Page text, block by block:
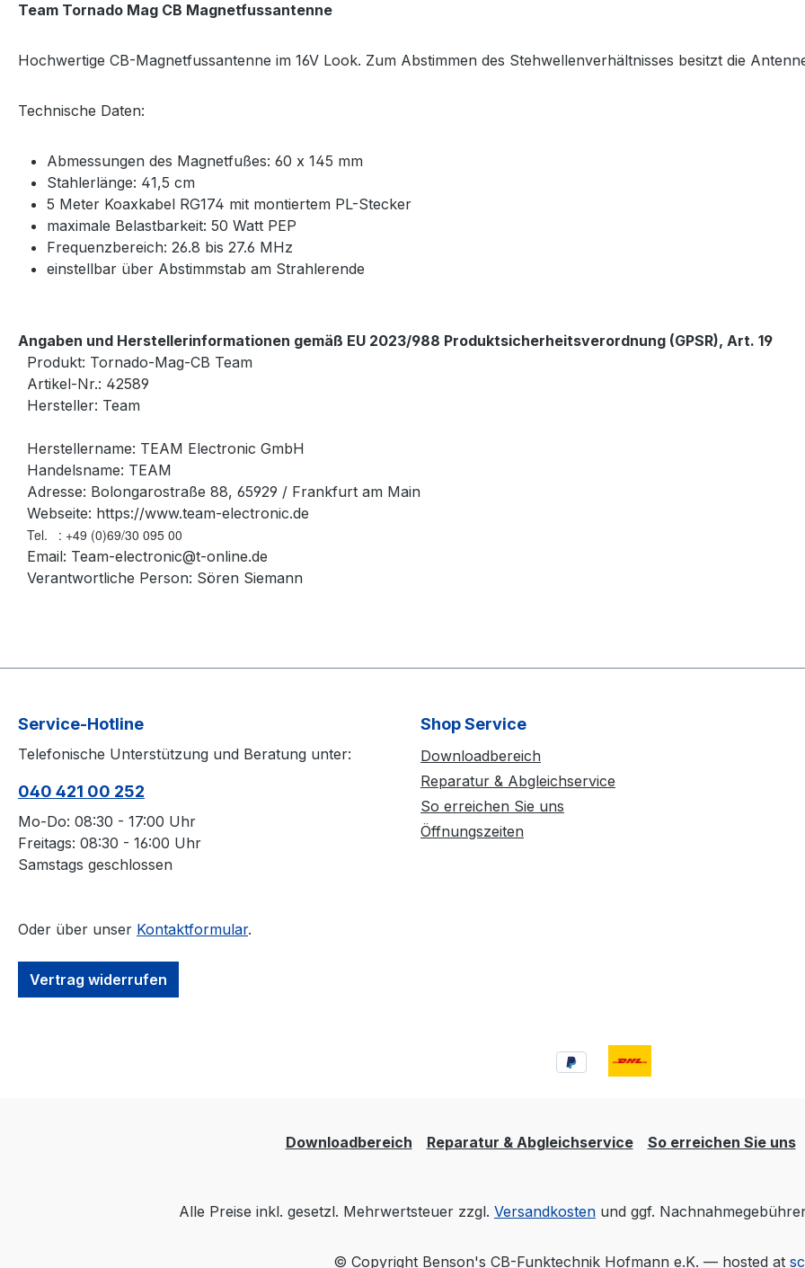
Team Tornado Mag CB Magnetfussantenne
Hochwertige CB-Magnetfussantenne im 16V Look. Zum Abstimmen des Stehwellenverhältnisses besitzt die
Technische Daten:
Abmessungen des Magnetfußes: 60 x 145 mm
Stahlerlänge: 41,5 cm
5 Meter Koaxkabel RG174 mit montiertem PL-Stecker
maximale Belastbarkeit: 50 Watt PEP
Frequenzbereich: 26.8 bis 27.6 MHz
einstellbar über Abstimmstab am Strahlerende
Angaben und Herstellerinformationen gemäß EU 2023/988 Produktsicherheitsverordnung (GPSR), Art. 19
Produkt: Tornado-Mag-CB Team
Artikel-Nr.: 42589
Hersteller: Team
Herstellername: TEAM Electronic GmbH
Handelsname: TEAM
Adresse: Bolongarostraße 88, 65929 / Frankfurt am Main
Webseite: https://www.team-electronic.de
Tel. : +49 (0)69/30 095 00
Email: Team-electronic@t-online.de
Verantwortliche Person: Sören Siemann
Service-Hotline
Telefonische Unterstützung und Beratung unter:
040 421 00 252
Mo-Do: 08:30 - 17:00 Uhr
Freitags: 08:30 - 16:00 Uhr
Samstags geschlossen
Oder über unser Kontaktformular.
Vertrag widerrufen
Shop Service
Downloadbereich
Reparatur & Abgleichservice
So erreichen Sie uns
Öffnungszeiten
Downloadbereich Reparatur & Abgleichservice So erreichen Sie uns
Alle Preise inkl. gesetzl. Mehrwertsteuer zzgl. Versandkosten und ggf.
© Copyright Benson's CB-Funktechnik Hofmann e.K. — hosted at